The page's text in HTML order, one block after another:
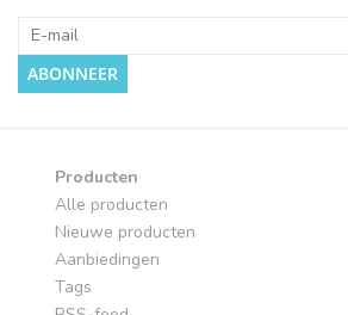
ABONNEER
Producten
Alle producten
Nieuwe producten
Aanbiedingen
Tags